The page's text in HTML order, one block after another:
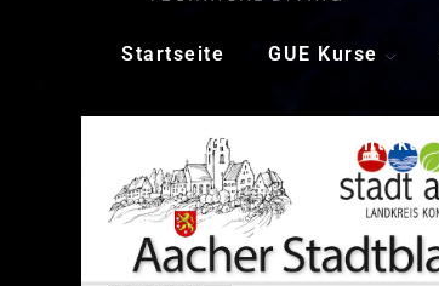
Startseite GUE Kurse
Tauchequipment Kontakt